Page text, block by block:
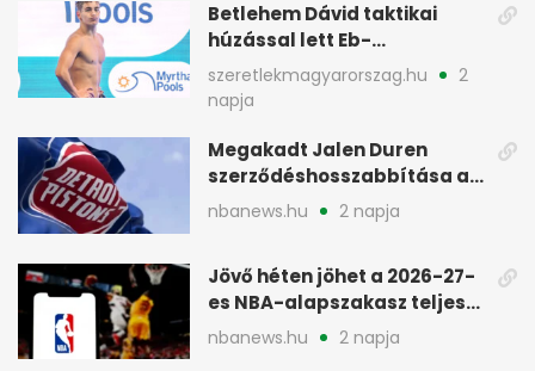
Betlehem Dávid taktikai
húzással lett Eb-
aranyérmes Párizsban
szeretlekmagyarorszag.hu
2
napja
Megakadt Jalen Duren
szerződéshosszabbítása a
Detroit Pistonsnál
nbanews.hu 2 napja
Jövő héten jöhet a 2026-27-
es NBA-alapszakasz teljes
menetrendje
nbanews.hu 2 napja